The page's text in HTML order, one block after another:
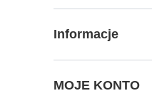
Informacje
MOJE KONTO